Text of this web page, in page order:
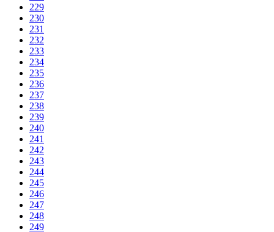
229
230
231
232
233
234
235
236
237
238
239
240
241
242
243
244
245
246
247
248
249